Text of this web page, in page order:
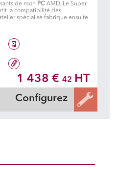
de mon PC AMD. Le Super
la compatibilité des
spécialisé fabrique ensuite
1 To SSD + 2 To
16 Go DDR5 5600 MHz
1 438 € 42 HT
Configurez